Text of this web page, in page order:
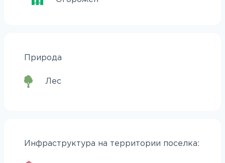
Природа
Лес
Инфраструктура на территории поселка: